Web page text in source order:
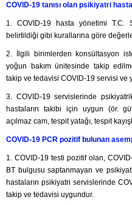
COVID-19 tanısı olan psikiyatri
1. COVID-19 hasta yönetimi T.C.
belirtildiği gibi kurallarına göre
2. İlgili birimlerden konsültasyon
yoğun bakım ünitesinde takip
takip ve tedavisi COVID-19 servisi ve
3. COVID-19 servislerinde
hastaların takibi için uygun (ör.
açılmaz cam, tespit yatağı, tespit
COVID-19 PCR pozitif bulunan
1. COVID-19 testi pozitif olan,
BT bulgusu saptanmayan ve
hastaların psikiyatri servislerinde
takip ve tedavisi uygundur.